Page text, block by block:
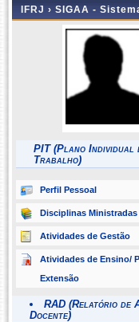
IFRJ › SIGAA -
PIT (Plano Individual
Trabalho)
Perfil Pessoal
Disciplinas Ministradas
Atividades de Gestão
Atividades de Ensino/
Extensão
RAD (Relatório de
Docente)